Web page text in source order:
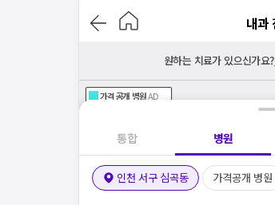
내과
원하는 치료가 있으신가요?
가격공개 병원AD
통합 병원
인천 서구 심곡동 가격공개 병원